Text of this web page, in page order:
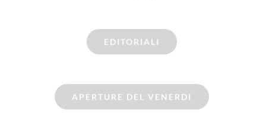
EDITORIALI
APERTURE DEL VENERDI